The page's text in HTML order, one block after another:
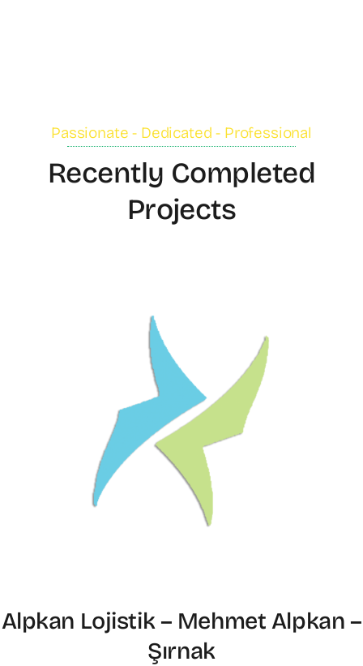
Passionate - Dedicated - Professional
Recently Completed
Projects
Alpkan Lojistik – Mehmet Alpkan –
Şırnak